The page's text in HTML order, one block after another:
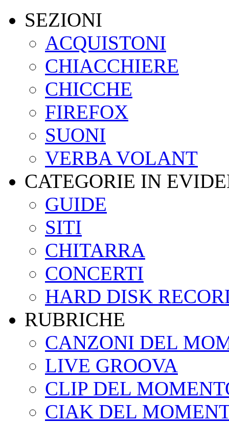
SEZIONI
ACQUISTONI
CHIACCHIERE
CHICCHE
FIREFOX
SUONI
VERBA VOLANT
CATEGORIE IN
GUIDE
SITI
CHITARRA
CONCERTI
HARD DISK
RUBRICHE
CANZONI DEL
LIVE GROOVA
CLIP DEL
CIAK DEL